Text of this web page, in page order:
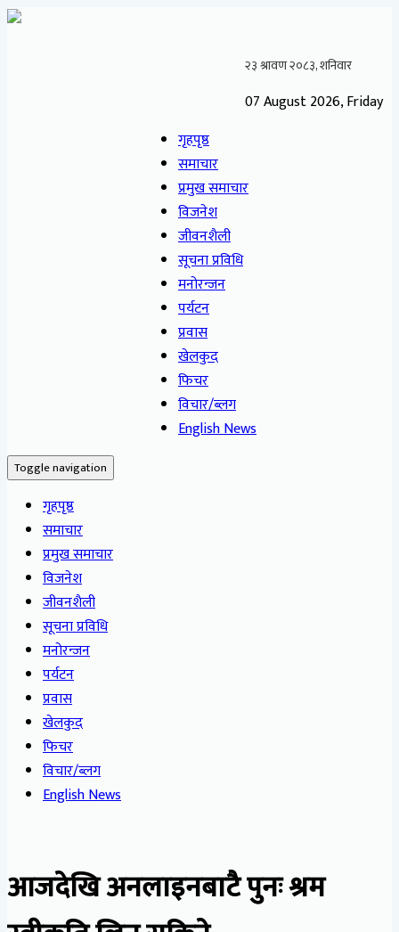
07 August 2026, Friday
गृहपृष्ठ
समाचार
प्रमुख समाचार
विजनेश
जीवनशैली
सूचना प्रविधि
मनोरन्जन
पर्यटन
प्रवास
खेलकुद
फिचर
विचार/ब्लग
English News
Toggle navigation
गृहपृष्ठ
समाचार
प्रमुख समाचार
विजनेश
जीवनशैली
सूचना प्रविधि
मनोरन्जन
पर्यटन
प्रवास
खेलकुद
फिचर
विचार/ब्लग
English News
आजदेखि अनलाइनबाटै पुनः श्रम